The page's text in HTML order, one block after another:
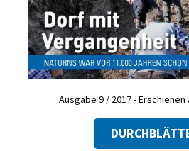
Ausgabe 9 / 2017 - Erschienen